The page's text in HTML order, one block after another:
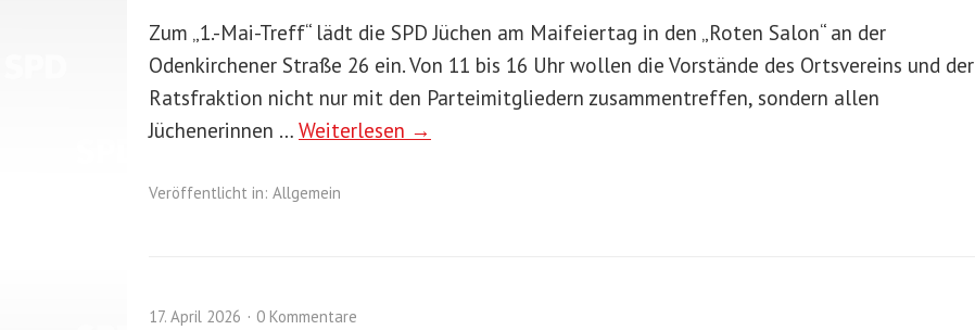
Zum „1.-Mai-Treff“ lädt die SPD Jüchen am Maifeiertag in den „Roten Salon“ an der
Odenkirchener Straße 26 ein. Von 11 bis 16 Uhr wollen die Vorstände des Ortsvereins und der
Ratsfraktion nicht nur mit den Parteimitgliedern zusammentreffen, sondern allen
Jüchenerinnen … Weiterlesen →
Veröffentlicht in: Allgemein
17. April 2026 0 Kommentare